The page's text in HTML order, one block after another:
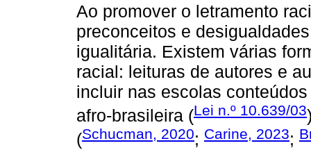
Ao promover o letramento
preconceitos e
igualitária. Existem várias
racial: leituras de autores e
incluir nas escolas
afro-brasileira (Lei n.º 10.639/03
(Schucman, 2020; Carine, 2023;